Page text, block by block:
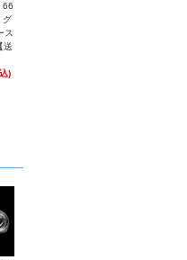
66
グ
ス
送
)